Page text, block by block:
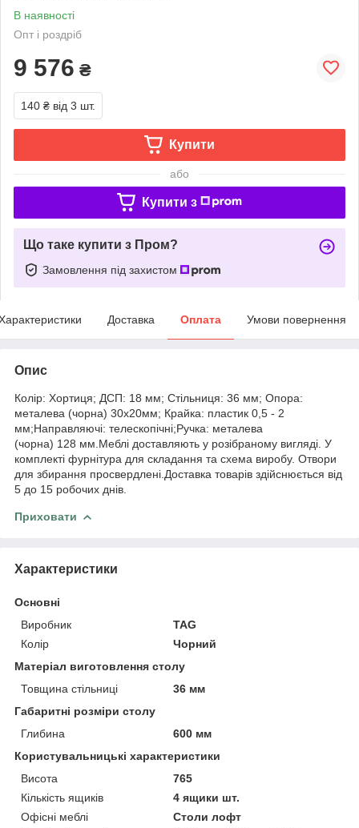
В наявності
Опт і роздріб
9 576 ₴
140 ₴ від 3 шт.
Купити
або
Купити з
Що таке купити з Пром?
Замовлення під захистом
Доставка Оплата Умови повернення
Опис
Колір: Хортиця; ДСП: 18 мм; Стільниця: 36 мм; Опора:
металева (чорна) 30х20мм; Крайка: пластик 0,5 - 2
мм;Направляючі: телескопічні;Ручка: металева
(чорна) 128 мм.Меблі доставляють у розібраному вигляді. У
комплекті фурнітура для складання та схема виробу. Отвори
для збирання просвердлені.Доставка товарів здійснюється від
5 до 15 робочих днів.
Приховати
Характеристики
Основні
Виробник
TAG
Колір
Чорний
Матеріал виготовлення столу
Товщина стільниці
36 мм
Габаритні розміри столу
Глибина
600 мм
Користувальницькі характеристики
Висота
765
Кількість ящиків
4 ящики шт.
Офісні меблі
Столи лофт